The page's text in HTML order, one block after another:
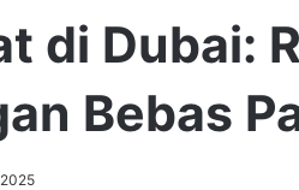
di Dubai:
Bebas